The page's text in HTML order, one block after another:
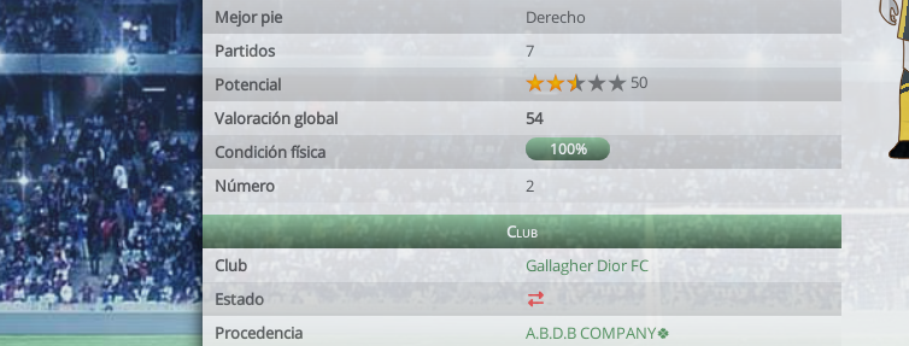
Mejor pie
Derecho
Partidos
7
Potencial
50
Valoración global
54
Condición física
100%
Número 2
Club
Club
Gallagher Dior FC
Estado
Procedencia
A.B.D.B COMPANY🍀